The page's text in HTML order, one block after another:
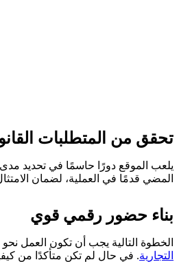
تحقق من المتطلبات
يلعب الموقع دورًا حاسمًا في تحديد
المضي قدمًا في العملية، لضمان
بناء حضور رقمي قوي
الخطوة التالية يجب أن تكون العمل
التجارية. في حال لم تكن متأكدًا من